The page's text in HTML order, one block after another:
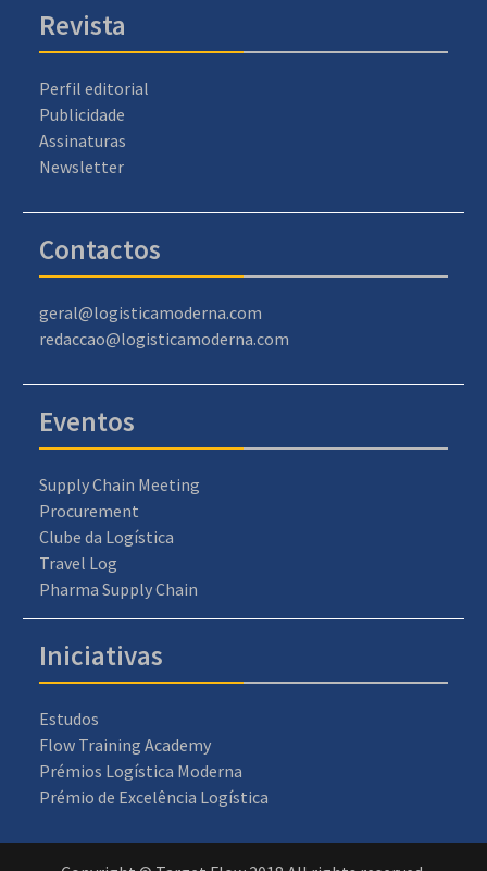
Revista
Perfil editorial
Publicidade
Assinaturas
Newsletter
Contactos
geral@logisticamoderna.com
redaccao@logisticamoderna.com
Eventos
Supply Chain Meeting
Procurement
Clube da Logística
Travel Log
Pharma Supply Chain
Iniciativas
Estudos
Flow Training Academy
Prémios Logística Moderna
Prémio de Excelência Logística